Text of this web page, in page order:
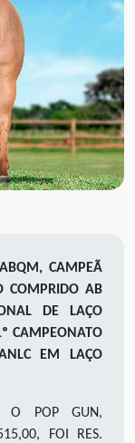
CAMPEÃ
COMPRIDO AB
DE LAÇO
CAMPEONATO
EM LAÇO
O POP GUN,
FOI RES.